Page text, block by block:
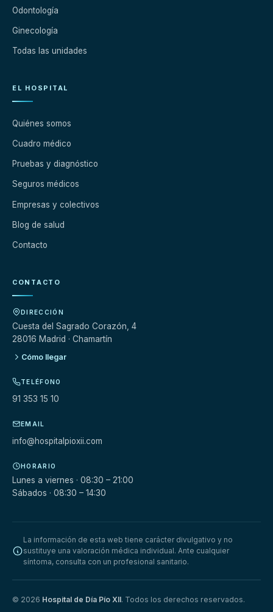
Odontología
Ginecología
Todas las unidades
EL HOSPITAL
Quiénes somos
Cuadro médico
Pruebas y diagnóstico
Seguros médicos
Empresas y colectivos
Blog de salud
Contacto
CONTACTO
DIRECCIÓN
Cuesta del Sagrado Corazón, 4
28016 Madrid · Chamartín
Cómo llegar
TELÉFONO
91 353 15 10
EMAIL
info@hospitalpioxii.com
HORARIO
Lunes a viernes · 08:30 – 21:00
Sábados · 08:30 – 14:30
La información de esta web tiene carácter divulgativo y no
sustituye una valoración médica individual. Ante cualquier
síntoma, consulta con un profesional sanitario.
© 2026 Hospital de Día Pío XII. Todos los derechos reservados.